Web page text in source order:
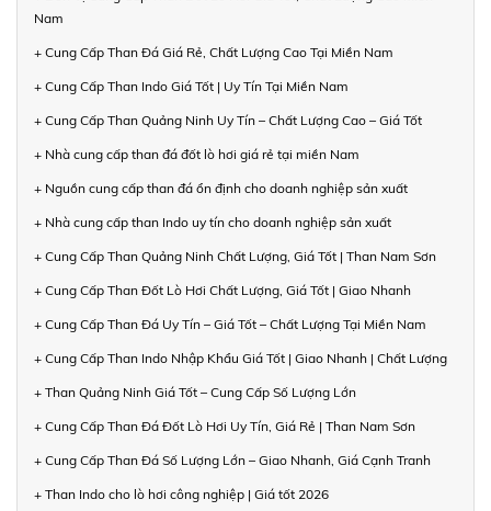
Nam
+ Cung Cấp Than Đá Giá Rẻ, Chất Lượng Cao Tại Miền Nam
+ Cung Cấp Than Indo Giá Tốt | Uy Tín Tại Miền Nam
+ Cung Cấp Than Quảng Ninh Uy Tín – Chất Lượng Cao – Giá Tốt
+ Nhà cung cấp than đá đốt lò hơi giá rẻ tại miền Nam
+ Nguồn cung cấp than đá ổn định cho doanh nghiệp sản xuất
+ Nhà cung cấp than Indo uy tín cho doanh nghiệp sản xuất
+ Cung Cấp Than Quảng Ninh Chất Lượng, Giá Tốt | Than Nam Sơn
+ Cung Cấp Than Đốt Lò Hơi Chất Lượng, Giá Tốt | Giao Nhanh
+ Cung Cấp Than Đá Uy Tín – Giá Tốt – Chất Lượng Tại Miền Nam
+ Cung Cấp Than Indo Nhập Khẩu Giá Tốt | Giao Nhanh | Chất Lượng
+ Than Quảng Ninh Giá Tốt – Cung Cấp Số Lượng Lớn
+ Cung Cấp Than Đá Đốt Lò Hơi Uy Tín, Giá Rẻ | Than Nam Sơn
+ Cung Cấp Than Đá Số Lượng Lớn – Giao Nhanh, Giá Cạnh Tranh
+ Than Indo cho lò hơi công nghiệp | Giá tốt 2026